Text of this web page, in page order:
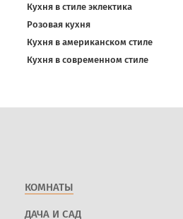
Кухня в стиле эклектика
Розовая кухня
Кухня в американском стиле
Кухня в современном стиле
КОМНАТЫ
ДАЧА И САД